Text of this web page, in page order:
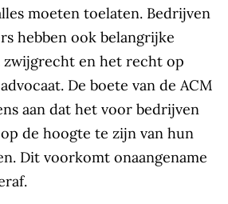
moeten toelaten. Bedrijven
hebben ook belangrijke
zwijgrecht en het recht op
De boete van de ACM
aan dat het voor bedrijven
de hoogte te zijn van hun
Dit voorkomt onaangename